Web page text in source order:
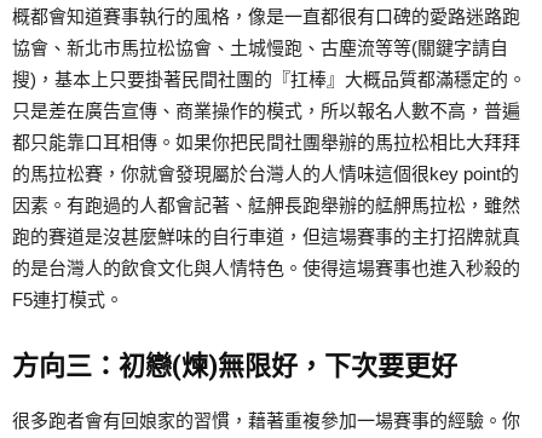
概都會知道賽事執行的風格，像是一直都很有口碑的愛路迷路跑
協會、新北市馬拉松協會、土城慢跑、古塵流等等(關鍵字請自
搜)，基本上只要掛著民間社團的『扛棒』大概品質都滿穩定的。
只是差在廣告宣傳、商業操作的模式，所以報名人數不高，普遍
都只能靠口耳相傳。如果你把民間社團舉辦的馬拉松相比大拜拜
的馬拉松賽，你就會發現屬於台灣人的人情味這個很key point的
因素。有跑過的人都會記著、艋舺長跑舉辦的艋舺馬拉松，雖然
跑的賽道是沒甚麼鮮味的自行車道，但這場賽事的主打招牌就真
的是台灣人的飲食文化與人情特色。使得這場賽事也進入秒殺的
F5連打模式。
方向三：初戀(煉)無限好，下次要更好
很多跑者會有回娘家的習慣，藉著重複參加一場賽事的經驗。你